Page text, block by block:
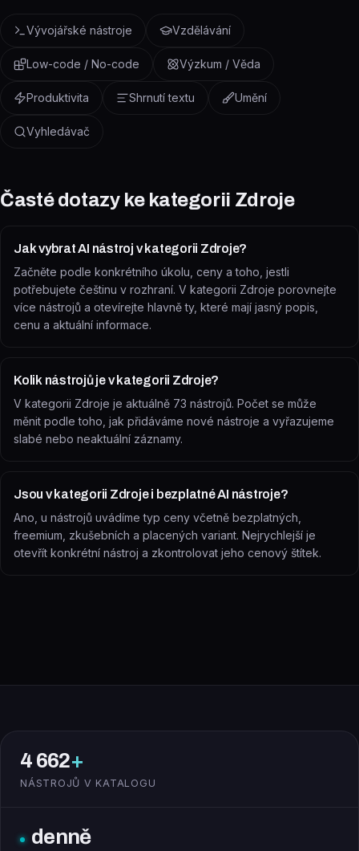
Vývojářské nástroje Vzdělávání
Low-code / No-code Výzkum / Věda
Produktivita Shrnutí textu Umění
Vyhledávač
Časté dotazy ke kategorii Zdroje
Jak vybrat AI nástroj v kategorii Zdroje?
Začněte podle konkrétního úkolu, ceny a toho, jestli
potřebujete češtinu v rozhraní. V kategorii Zdroje porovnejte
více nástrojů a otevírejte hlavně ty, které mají jasný popis,
cenu a aktuální informace.
Kolik nástrojů je v kategorii Zdroje?
V kategorii Zdroje je aktuálně 73 nástrojů. Počet se může
měnit podle toho, jak přidáváme nové nástroje a vyřazujeme
slabé nebo neaktuální záznamy.
Jsou v kategorii Zdroje i bezplatné AI nástroje?
Ano, u nástrojů uvádíme typ ceny včetně bezplatných,
freemium, zkušebních a placených variant. Nejrychlejší je
otevřít konkrétní nástroj a zkontrolovat jeho cenový štítek.
4 662+
NÁSTROJŮ V KATALOGU
denně